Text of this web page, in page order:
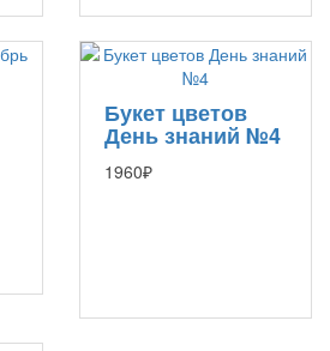
Букет цветов
День знаний №4
1960₽